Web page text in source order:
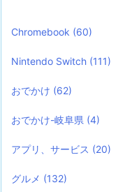
Chromebook (60)
Nintendo Switch (111)
おでかけ (62)
おでかけ-岐阜県 (4)
アプリ、サービス (20)
グルメ (132)